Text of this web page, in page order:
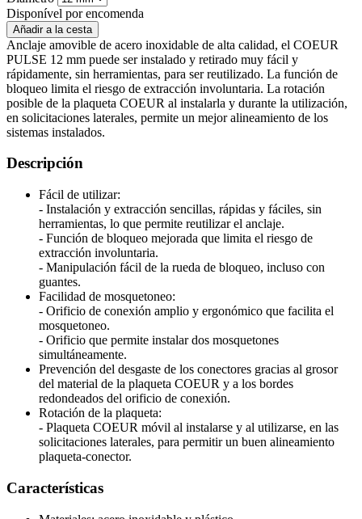
Disponível por encomenda
Anclaje amovible de acero inoxidable de alta calidad, el COEUR
PULSE 12 mm puede ser instalado y retirado muy fácil y
rápidamente, sin herramientas, para ser reutilizado. La función de
bloqueo limita el riesgo de extracción involuntaria. La rotación
posible de la plaqueta COEUR al instalarla y durante la utilización,
en solicitaciones laterales, permite un mejor alineamiento de los
sistemas instalados.
Descripción
Fácil de utilizar:
- Instalación y extracción sencillas, rápidas y fáciles, sin
herramientas, lo que permite reutilizar el anclaje.
- Función de bloqueo mejorada que limita el riesgo de
extracción involuntaria.
- Manipulación fácil de la rueda de bloqueo, incluso con
guantes.
Facilidad de mosquetoneo:
- Orificio de conexión amplio y ergonómico que facilita el
mosquetoneo.
- Orificio que permite instalar dos mosquetones
simultáneamente.
Prevención del desgaste de los conectores gracias al grosor
del material de la plaqueta COEUR y a los bordes
redondeados del orificio de conexión.
Rotación de la plaqueta:
- Plaqueta COEUR móvil al instalarse y al utilizarse, en las
solicitaciones laterales, para permitir un buen alineamiento
plaqueta-conector.
Características